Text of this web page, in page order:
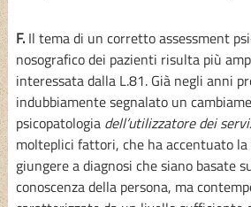
F.Il tema di un corretto assessment
nosografico dei pazienti risulta più
interessata dalla L.81. Già negli anni
indubbiamente segnalato un
psicopatologia dell’utilizzatore dei
molteplici fattori, che ha accentuato
giungere a diagnosi che siano basate
conoscenza della persona, ma